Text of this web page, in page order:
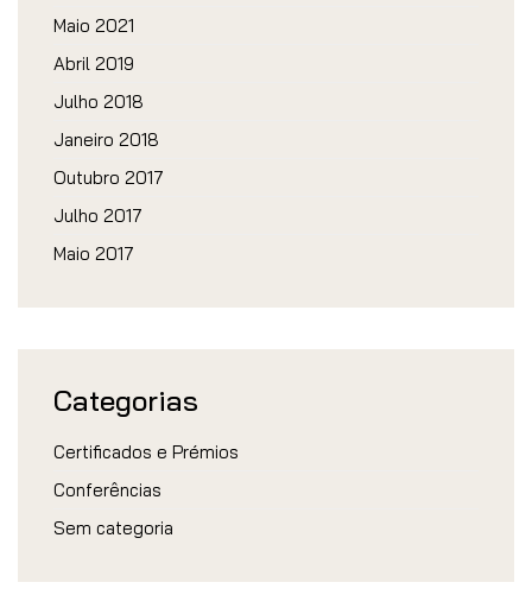
Maio 2021
Abril 2019
Julho 2018
Janeiro 2018
Outubro 2017
Julho 2017
Maio 2017
Categorias
Certificados e Prémios
Conferências
Sem categoria